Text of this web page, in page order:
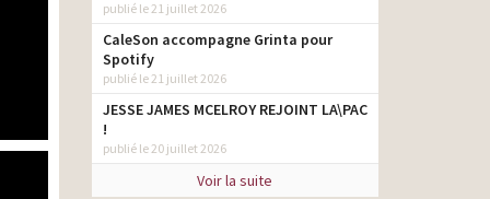
publié le 21 juillet 2026
CaleSon accompagne Grinta pour
Spotify
publié le 21 juillet 2026
JESSE JAMES MCELROY REJOINT LA\PAC
!
publié le 20 juillet 2026
Voir la suite